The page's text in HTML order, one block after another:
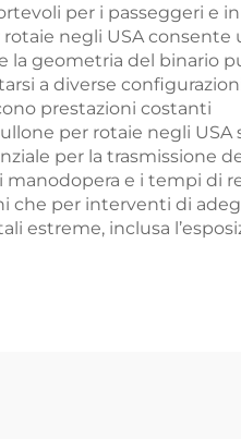
per i passeggeri e
negli USA consente
la geometria del binario
a diverse
prestazioni costanti
per rotaie negli USA
per la trasmissione
e i tempi di
che per interventi di
estreme, inclusa